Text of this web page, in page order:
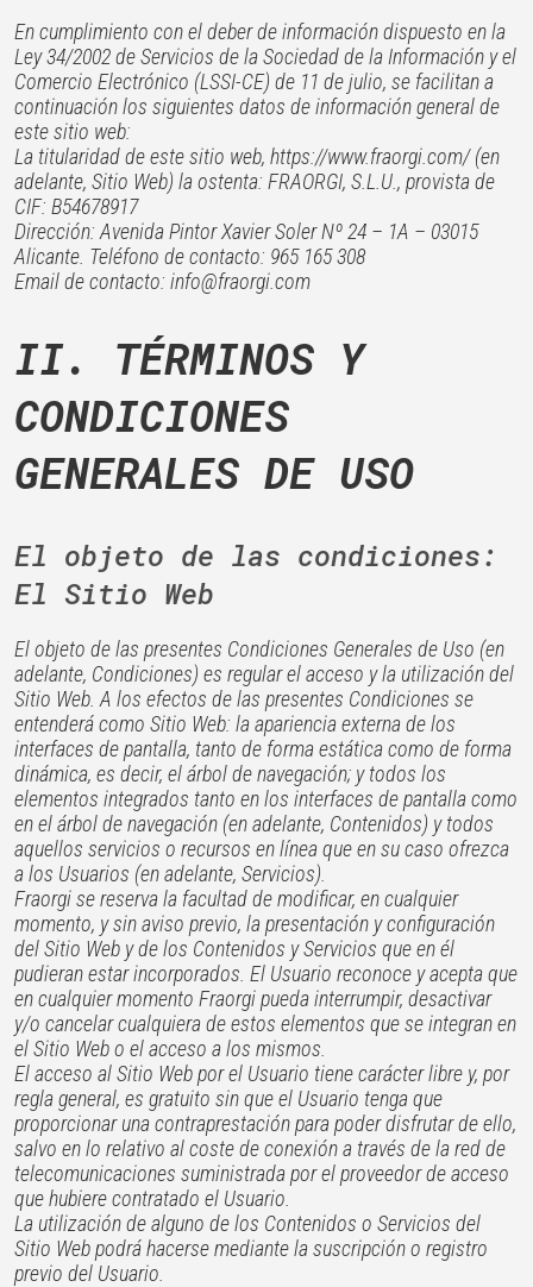
En cumplimiento con el deber de información dispuesto en la
Ley 34/2002 de Servicios de la Sociedad de la Información y el
Comercio Electrónico (LSSI-CE) de 11 de julio, se facilitan a
continuación los siguientes datos de información general de
este sitio web:
La titularidad de este sitio web, https://www.fraorgi.com/ (en
adelante, Sitio Web) la ostenta: FRAORGI, S.L.U., provista de
CIF: B54678917
Dirección: Avenida Pintor Xavier Soler Nº 24 – 1A – 03015
Alicante. Teléfono de contacto: 965 165 308
Email de contacto: info@fraorgi.com
II. TÉRMINOS Y
CONDICIONES
GENERALES DE USO
El objeto de las condiciones:
El Sitio Web
El objeto de las presentes Condiciones Generales de Uso (en
adelante, Condiciones) es regular el acceso y la utilización del
Sitio Web. A los efectos de las presentes Condiciones se
entenderá como Sitio Web: la apariencia externa de los
interfaces de pantalla, tanto de forma estática como de forma
dinámica, es decir, el árbol de navegación; y todos los
elementos integrados tanto en los interfaces de pantalla como
en el árbol de navegación (en adelante, Contenidos) y todos
aquellos servicios o recursos en línea que en su caso ofrezca
a los Usuarios (en adelante, Servicios).
Fraorgi se reserva la facultad de modificar, en cualquier
momento, y sin aviso previo, la presentación y configuración
del Sitio Web y de los Contenidos y Servicios que en él
pudieran estar incorporados. El Usuario reconoce y acepta que
en cualquier momento Fraorgi pueda interrumpir, desactivar
y/o cancelar cualquiera de estos elementos que se integran en
el Sitio Web o el acceso a los mismos.
El acceso al Sitio Web por el Usuario tiene carácter libre y, por
regla general, es gratuito sin que el Usuario tenga que
proporcionar una contraprestación para poder disfrutar de ello,
salvo en lo relativo al coste de conexión a través de la red de
telecomunicaciones suministrada por el proveedor de acceso
que hubiere contratado el Usuario.
La utilización de alguno de los Contenidos o Servicios del
Sitio Web podrá hacerse mediante la suscripción o registro
previo del Usuario.